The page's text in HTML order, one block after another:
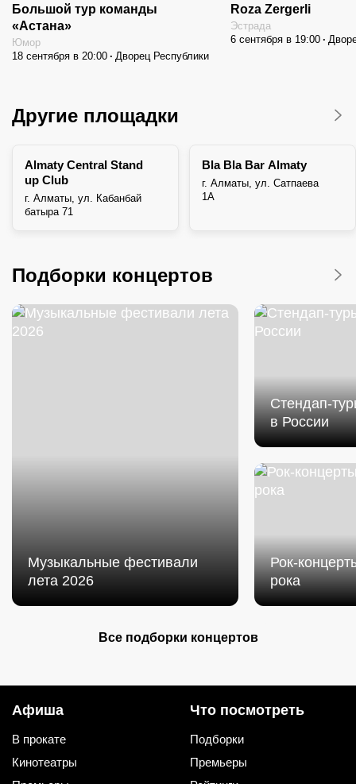
Юмор
Большой тур команды
«Астана»
18 сентября в 20:00 Дворец Республики
Эстрада
Roza Zergerli
6 сентября в 19:00
Другие площадки
Almaty Central Stand
up Club
г. ​Алматы, ул. Кабанбай
батыра 71
Bla Bla Bar Almaty
г. Алматы, ул. Сатпаева
1А
Подборки концертов
Музыкальные фестивали
лета 2026
Cтендап-
в России
Рок-
рока
Все подборки концертов
Афиша
В прокате
Кинотеатры
Что посмотреть
Подборки
Премьеры